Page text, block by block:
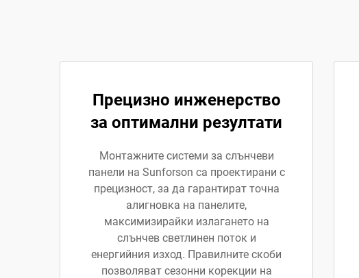
Прецизно инженерство
за оптимални резултати
Монтажните системи за слънчеви
панели на Sunforson са проектирани с
прецизност, за да гарантират точна
алигновка на панелите,
максимизирайки излагането на
слънчев светлинен поток и
енергийния изход. Правилните скоби
позволяват сезонни корекции на